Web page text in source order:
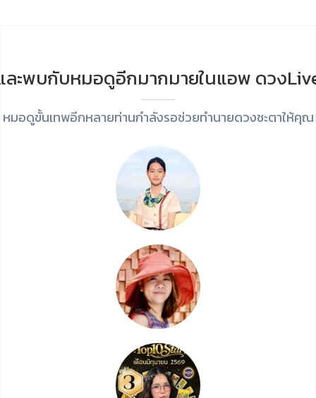
ละพบกับหมอดูอีกมากมายในแอพ ดวง
หมอดูขั้นเทพอีกหลายท่านกำลังรอช่วยทำนายดวงชะตาให้คุณ